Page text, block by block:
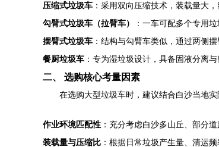
压缩式垃圾车 ：采用双向压缩技术，装载量大
勾臂式垃圾车（拉臂车）
：一车可配多个专用
摆臂式垃圾车 ：结构与勾臂车类似，通过两侧
餐厨垃圾车 ：专为湿垃圾设计，具备固液分离
二、 选购核心考量因素
在选购大型垃圾车时，建议结合白沙当地
作业环境匹配性 ：充分考虑白沙多山丘、部分
装载量与压缩比 ：根据日常垃圾产生量、清运